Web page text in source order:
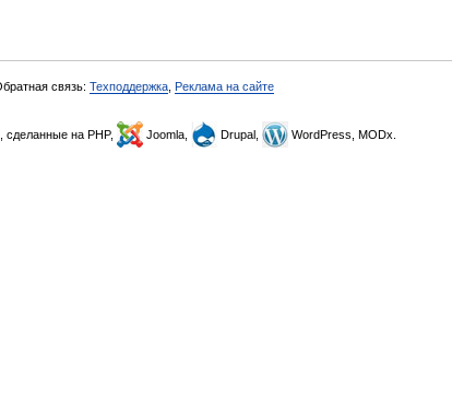
связь: Техподдержка Реклама на сайте
, сделанные на PHP, Joomla, Drupal, WordPress, MODx.